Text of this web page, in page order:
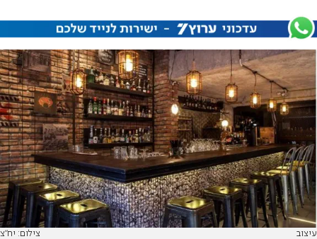
עיצוב צילום: יח"צ